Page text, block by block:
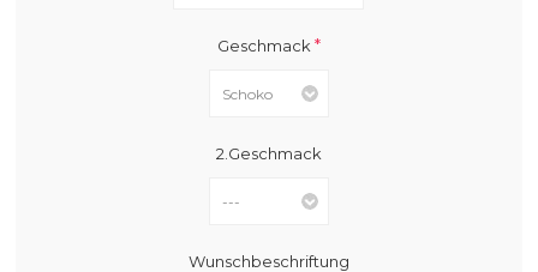
Geschmack *
2.Geschmack
Wunschbeschriftung